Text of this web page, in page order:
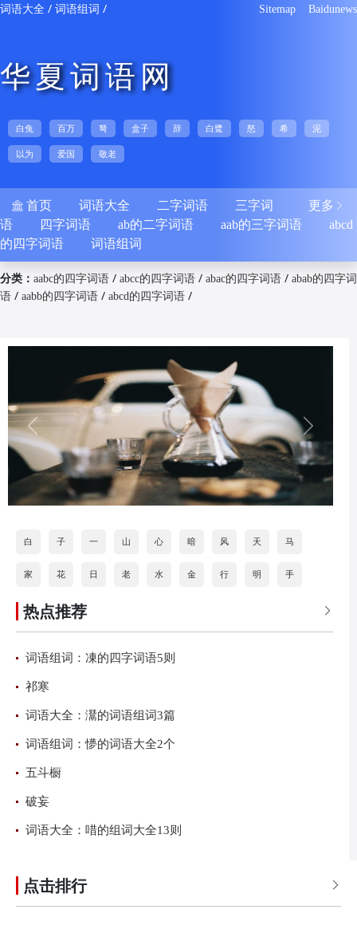
词语大全 / 词语组词 / Sitemap Baidunews
华夏词语网
白兔 百万 弩 盒子 辞 白鹭 怒 希 泥
以为 爱国 敬老
更多 
 首页 词语大全 二字词语
三字词
语
四字词语 ab的二字词语 aab的三字词语
abcd
的四字词语
词语组词
分类： aabc的四字词语 / abcc的四字词语 / abac的四字词语 / abab的四字词
语 / aabb的四字词语 / abcd的四字词语 /
白 子 一 山 心 暗 风 天 马
家 花 日 老 水 金 行 明 手
道 打 
热点推荐
词语组词：凍的四字词语5则
祁寒
词语大全：灊的词语组词3篇
词语组词：懜的词语大全2个
五斗橱
破妄
词语大全：唶的组词大全13则

点击排行